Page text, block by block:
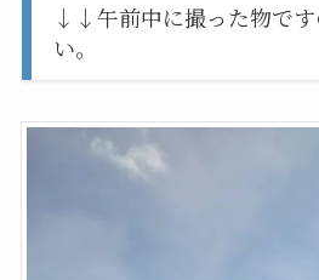
↓↓午前中に撮った物です
い。